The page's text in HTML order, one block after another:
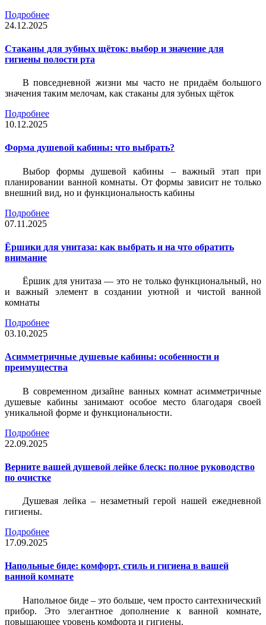
Подробнее
24.12.2025
Стаканы для зубных щёток: выбор и значение для
гигиены полости рта
В повседневной жизни мы часто не придаём большого
значения таким мелочам, как стаканы для зубных щёток
Подробнее
10.12.2025
Форма душевой кабины: что выбрать?
Выбор формы душевой кабины – важный этап при
планировании ванной комнаты. От формы зависит не только
внешний вид, но и функциональность кабины
Подробнее
07.11.2025
Ёршики для унитаза: как выбрать и на что обратить
внимание
Ёршик для унитаза — это не только функциональный, но
и важный элемент в создании уютной и чистой ванной
комнаты
Подробнее
03.10.2025
Асимметричные душевые кабины: особенности и
преимущества
В современном дизайне ванных комнат асимметричные
душевые кабины занимают особое место благодаря своей
уникальной форме и функциональности.
Подробнее
22.09.2025
Верните вашей душевой лейке блеск: полное руководство
по очистке
Душевая лейка – незаметный герой нашей ежедневной
гигиены.
Подробнее
17.09.2025
Напольные биде: комфорт, стиль и гигиена в вашей
ванной комнате
Напольное биде – это больше, чем просто сантехнический
прибор. Это элегантное дополнение к ванной комнате,
повышающее уровень комфорта и гигиены.